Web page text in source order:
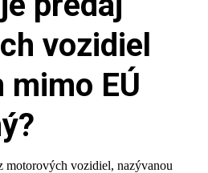
vozidiel
mimo EÚ
motorových vozidiel, nazývanou